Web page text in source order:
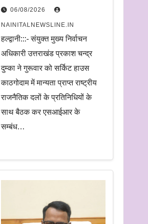
संयुक्त मुख्य निर्वाचन अधिकारी
ने सुनी आपत्तियां
06/08/2026
NAINITALNEWSLINE.IN
हल्द्वानी:::- संयुक्त मुख्य निर्वाचन
अधिकारी उत्तराखंड प्रकाश चन्द्र
दुम्का ने गुरूवार को सर्किट हाउस
काठगोदाम में मान्यता प्राप्त राष्ट्रीय
राजनैतिक दलों के प्रतिनिधियों के
साथ बैठक कर एसआईआर के
सम्बंध…